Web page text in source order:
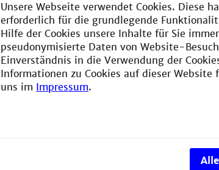
Unsere Webseite verwendet Cookies. Diese
erforderlich für die grundlegende
Hilfe der Cookies unsere Inhalte für Sie
pseudonymisierte Daten von Website-
Einverständnis in die Verwendung der
Informationen zu Cookies auf dieser Website
uns im Impressum.